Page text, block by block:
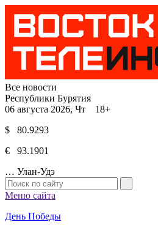
Все новости
Республики Бурятия
06 августа 2026, Чт 18+
$ 80.9293
€ 93.1901
… Улан-Удэ
Меню сайта
День Победы